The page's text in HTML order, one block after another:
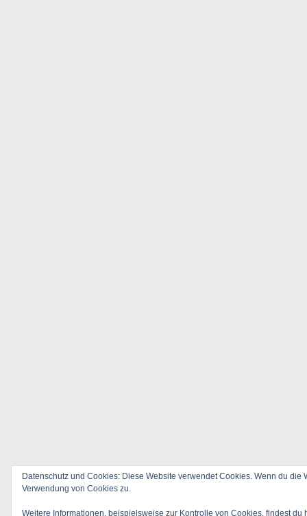
Datenschutz und Cookies: Diese Website verwendet Cookies. Wenn du die
Verwendung von Cookies zu.
Weitere Informationen, beispielsweise zur Kontrolle von Cookies, findest du